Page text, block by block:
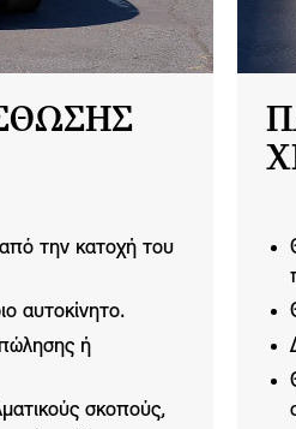
την κατοχή του
αυτοκίνητο.
πώλησης ή
σκοπούς,